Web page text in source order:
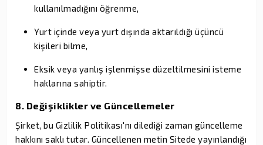
kullanılmadığını öğrenme,
Yurt içinde veya yurt dışında aktarıldığı üçüncü
kişileri bilme,
Eksik veya yanlış işlenmişse düzeltilmesini isteme
haklarına sahiptir.
8. Değişiklikler ve Güncellemeler
Şirket, bu Gizlilik Politikası'nı dilediği zaman güncelleme
hakkını saklı tutar. Güncellenen metin Sitede yayınlandığı